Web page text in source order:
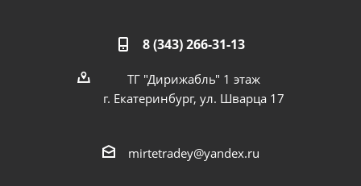
8 (343) 266-31-13
ТГ "Дирижабль" 1 этаж
г. Екатеринбург, ул. Шварца 17
mirtetradey@yandex.ru